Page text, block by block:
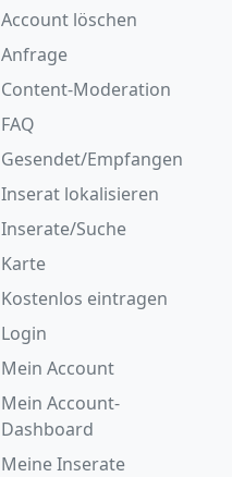
Account löschen
Anfrage
Content-Moderation
FAQ
Gesendet/Empfangen
Inserat lokalisieren
Inserate/Suche
Karte
Kostenlos eintragen
Login
Mein Account
Mein Account-
Dashboard
Meine Inserate